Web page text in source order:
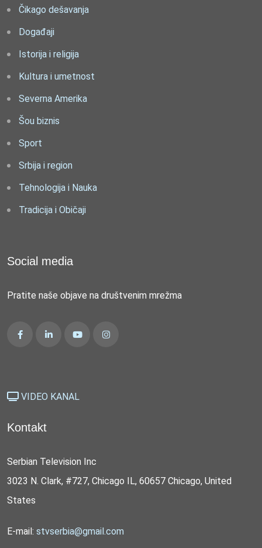
Čikago dešavanja
Događaji
Istorija i religija
Kultura i umetnost
Severna Amerika
Šou biznis
Sport
Srbija i region
Tehnologija i Nauka
Tradicija i Običaji
Social media
Pratite naše objave na društvenim mrežma
VIDEO KANAL
Kontakt
Serbian Television Inc
3023 N. Clark, #727, Chicago IL, 60657 Chicago, United
States
E-mail: stvserbia@gmail.com